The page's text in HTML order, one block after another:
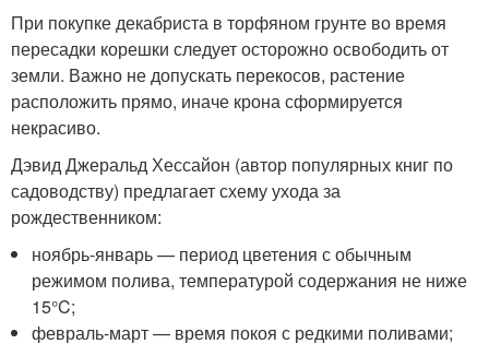
При покупке декабриста в торфяном грунте во время
пересадки корешки следует осторожно освободить от
земли. Важно не допускать перекосов, растение
расположить прямо, иначе крона сформируется
некрасиво.
Дэвид Джеральд Хессайон (автор популярных книг по
садоводству) предлагает схему ухода за
рождественником:
ноябрь-январь — период цветения с обычным
режимом полива, температурой содержания не ниже
15°C;
февраль-март — время покоя с редкими поливами;